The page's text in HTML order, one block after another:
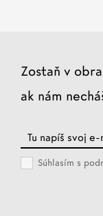
Zostaň v
ak nám
Súhlasím s